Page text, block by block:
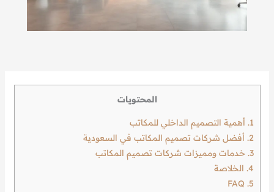
المحتويات
1. أهمية التصميم الداخلي للمكاتب
2. أفضل شركات تصميم المكاتب في السعودية
3. خدمات ومميزات شركات تصميم المكاتب
4. الخلاصة
5.